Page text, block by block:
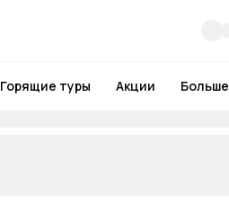
Горящие туры Акции Больше